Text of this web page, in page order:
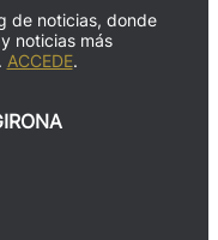
de noticias, donde
noticias más
ACCEDE.